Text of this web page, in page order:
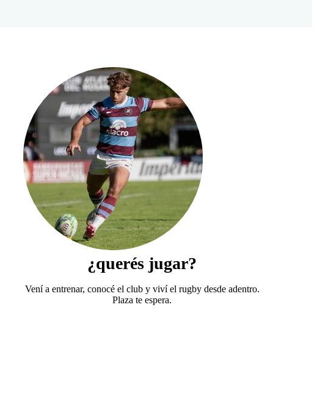
¿querés jugar?
Vení a entrenar, conocé el club y viví el rugby desde adentro.
Plaza te espera.